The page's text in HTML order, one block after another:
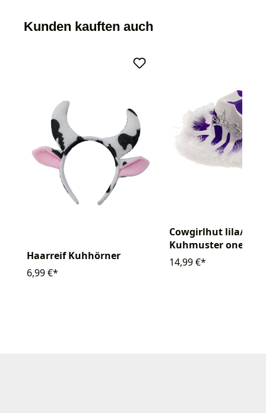
Kunden kauften auch
Haarreif Kuhhörner
6,99 €*
Cowgirlhut lila/
Kuhmuster one size
14,99 €*